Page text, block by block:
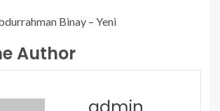
Binay – Yeni
Author